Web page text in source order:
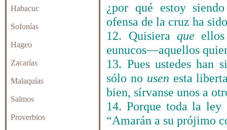
Habacuc
Sofonías
Hageo
Zacarías
Malaquías
Salmos
Proverbios
¿por qué estoy
ofensa de la cruz ha
12. Quisieraque
eunucos—aquellos
13. Pues ustedes han
sólo no usen esta
bien, sírvanse unos a
14. Porque toda la
“Amarán a su prójimo